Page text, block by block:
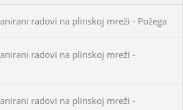
radovi na plinskoj mreži - Požega
radovi na plinskoj mreži -
radovi na plinskoj mreži -